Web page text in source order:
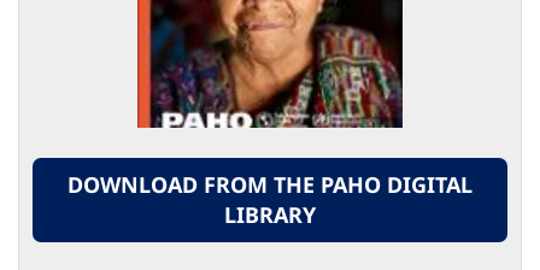
DOWNLOAD FROM THE PAHO DIGITAL
LIBRARY